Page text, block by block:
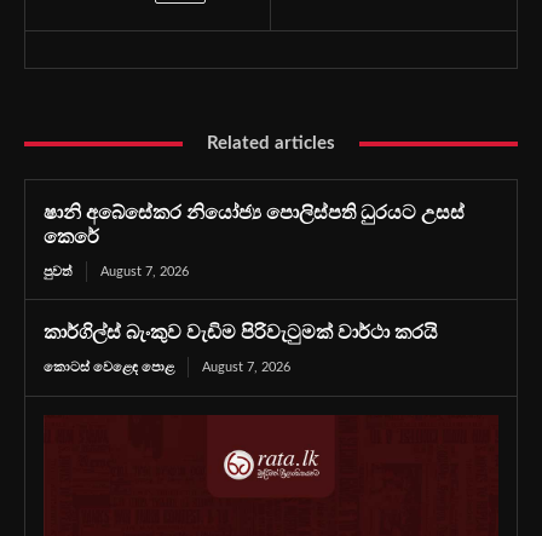
Related articles
ෂානි අබේසේකර නියෝජ්‍ය පොලිස්පති ධුරයට උසස්
කෙරේ
පුවත් August 7, 2026
කාර්ගිල්ස් බැංකුව වැඩිම පිරිවැටුමක් වාර්ථා කරයි
කොටස් වෙළෙඳ පොළ August 7, 2026